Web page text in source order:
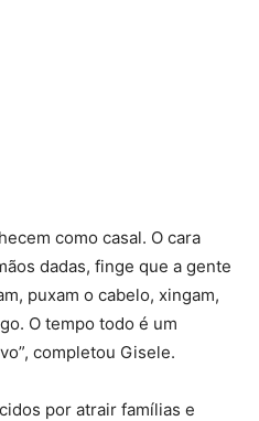
como casal. O cara
dadas, finge que a gente
puxam o cabelo, xingam,
O tempo todo é um
completou Gisele.
por atrair famílias e